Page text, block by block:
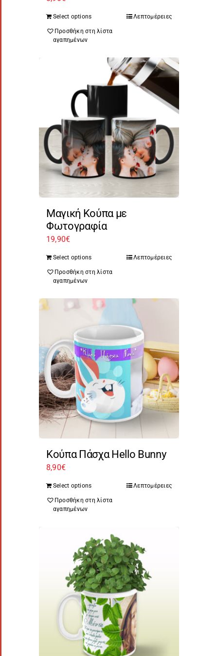
Select options Λεπτομέρειες
Προσθήκη στη λίστα
αγαπημένων
Μαγική Κούπα με
Φωτογραφία
19,90€
Select options Λεπτομέρειες
Προσθήκη στη λίστα
αγαπημένων
Κούπα Πάσχα Hello Bunny
8,90€
Select options Λεπτομέρειες
Προσθήκη στη λίστα
αγαπημένων